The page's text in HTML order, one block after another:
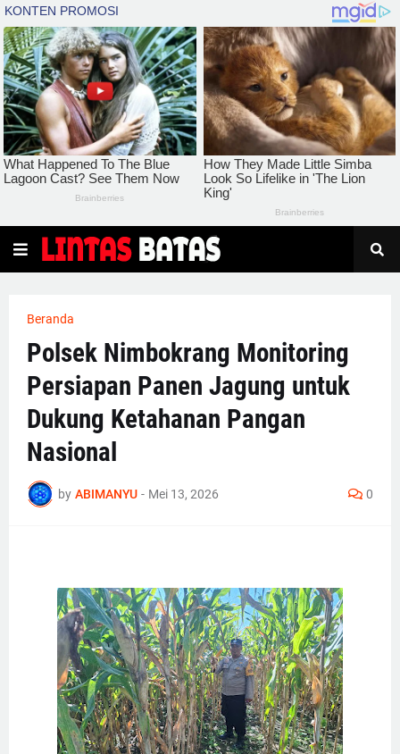
Beranda
Polsek Nimbokrang Monitoring
Persiapan Panen Jagung untuk
Dukung Ketahanan Pangan
Nasional
by ABIMANYU - Mei 13, 2026 0